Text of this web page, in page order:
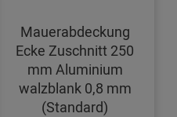
Mauerabdeckung
Ecke Zuschnitt 250
mm Aluminium
walzblank 0,8 mm
(Standard)